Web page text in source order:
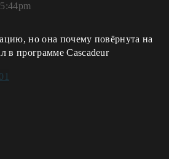
но она почему повёрнута на
в программе Cascadeur